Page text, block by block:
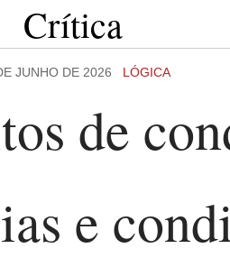
Crítica
JUNHO DE 2026 LÓGICA
de
e